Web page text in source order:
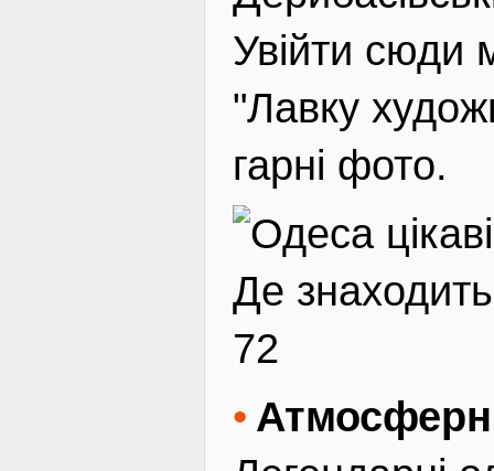
Увійти сюди
"Лавку
гарні фото.
Де
72